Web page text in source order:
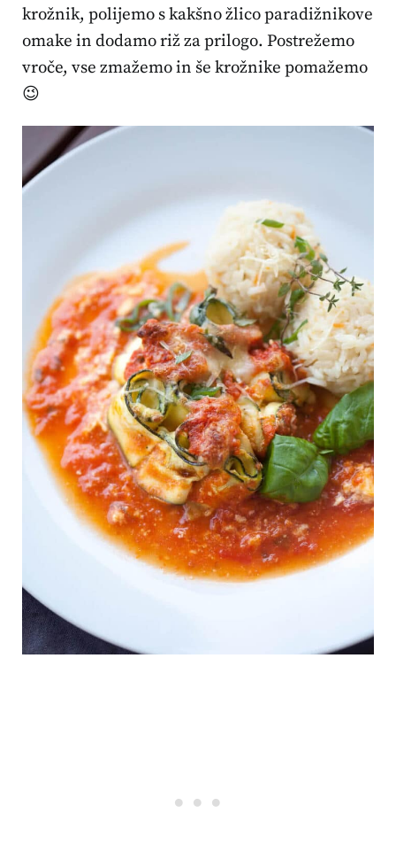
krožnik, polijemo s kakšno žlico paradižnikove
omake in dodamo riž za prilogo. Postrežemo
vroče, vse zmažemo in še krožnike pomažemo
😉